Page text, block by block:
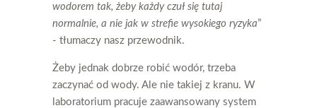
wodorem tak, żeby każdy czuł się tutaj
normalnie, a nie jak w strefie wysokiego ryzyka”
- tłumaczy nasz przewodnik.
Żeby jednak dobrze robić wodór, trzeba
zaczynać od wody. Ale nie takiej z kranu. W
laboratorium pracuje zaawansowany system